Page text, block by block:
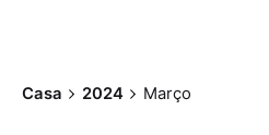
Casa 2024 Março